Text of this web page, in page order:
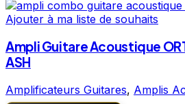
Ajouter à ma liste de souhaits
Ampli Guitare Acoustique
ASH
Amplificateurs Guitares, Amplis